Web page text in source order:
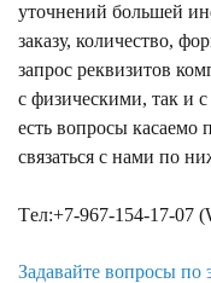
уточнений большей
заказу, количество,
запрос реквизитов
с физическими, так и
есть вопросы касаемо
связаться с нами по
Tел:+7-967-154-17-07
Задавайте вопросы по